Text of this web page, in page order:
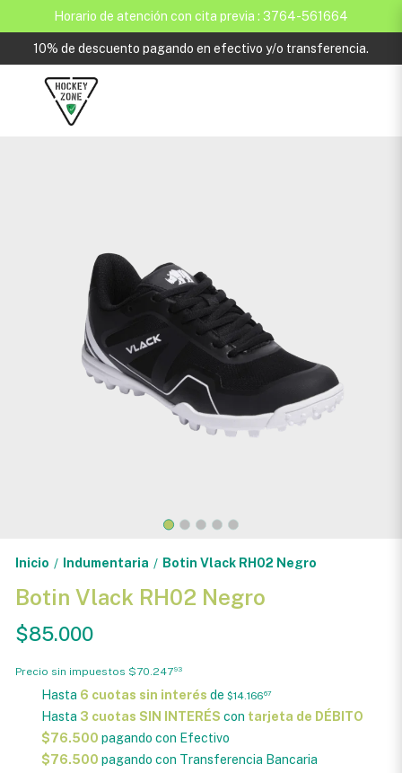
Horario de atención con cita previa : 3764-561664
10% de descuento pagando en efectivo y/o transferencia.
Inicio / Indumentaria / Botin Vlack RH02 Negro
Botin Vlack RH02 Negro
$85.000
Precio sin impuestos $70.24793
Hasta 6 cuotas sin interés de $14.16667
Hasta 3 cuotas SIN INTERÉS con tarjeta de DÉBITO
$76.500 pagando con Efectivo
$76.500 pagando con Transferencia Bancaria